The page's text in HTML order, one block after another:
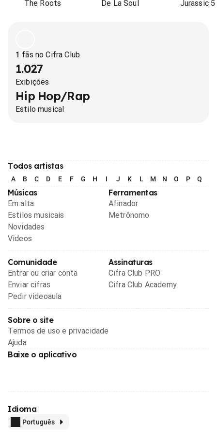
The Roots De La Soul Jurassic 5
1 fãs no Cifra Club
1.027
Exibições
Hip Hop/Rap
Estilo musical
Todos artistas
A B C D E F G H I J K L M N O P Q
Músicas
Em alta
Estilos musicais
Novidades
Videos
Ferramentas
Afinador
Metrônomo
Comunidade
Entrar ou criar conta
Enviar cifras
Pedir videoaula
Assinaturas
Cifra Club PRO
Cifra Club Academy
Sobre o site
Termos de uso e privacidade
Ajuda
Baixe o aplicativo
Idioma
Português